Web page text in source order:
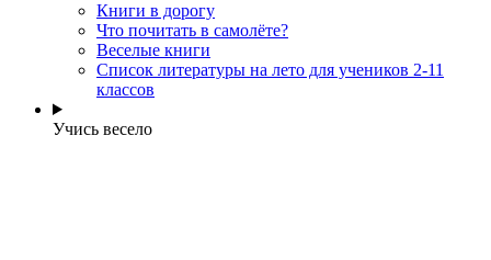
Книги в дорогу
Что почитать в самолёте?
Веселые книги
Cписок литературы на лето для учеников 2-11
классов
Учись весело